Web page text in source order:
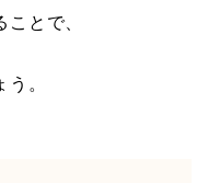
とで、
。